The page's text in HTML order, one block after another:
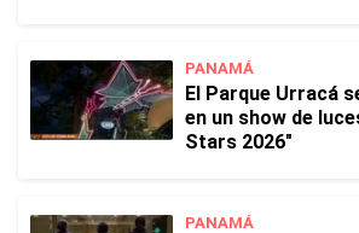
PANAMÁ
El Parque Urracá
en un show de
Stars 2026"
PANAMÁ